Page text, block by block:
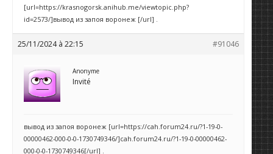
[url=https://krasnogorsk.anihub.me/viewtopic.php?
id=2573/]вывод из запоя воронеж [/url] .
25/11/2024 à 22:15 #91046
Anonyme
Invité
вывод из запоя воронеж [url=https://cah.forum24.ru/?1-19-0-
00000462-000-0-0-1730749346/]cah.forum24.ru/?1-19-0-00000462-
000-0-0-1730749346[/url] .